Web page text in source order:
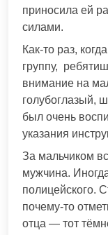
приносила ей
силами.
Как-то раз,
группу,
внимание на
голубоглазый,
был очень
указания
За мальчиком
мужчина.
полицейского.
почему-то
отца — тот